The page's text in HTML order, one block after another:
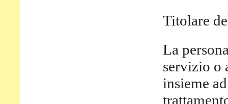
Titolare
La
servizio o
insieme